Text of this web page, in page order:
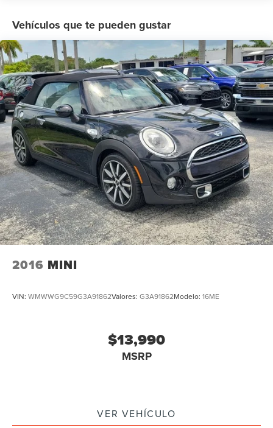
Vehículos que te pueden gustar
2016 MINI
VIN: WMWWG9C59G3A91862Valores: G3A91862Modelo: 16ME
$13,990
MSRP
VER VEHÍCULO